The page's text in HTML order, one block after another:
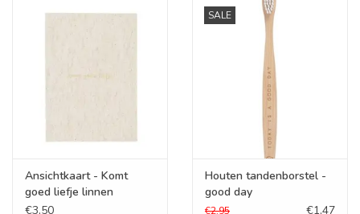
Ansichtkaart - Komt
goed liefje linnen
€3,50
SALE
Houten tandenborstel -
good day
€2,95 €1,47